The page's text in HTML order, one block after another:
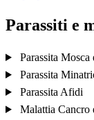
Parassiti e
Parassita Mosca
Parassita
Parassita Afidi
Malattia Cancro